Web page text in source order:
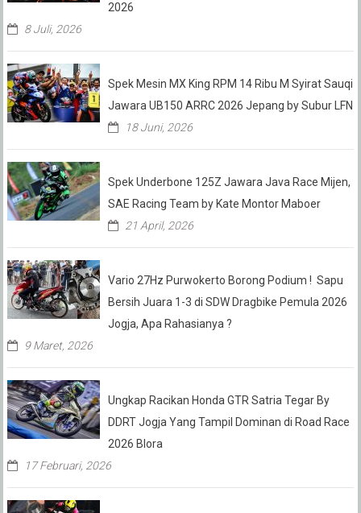
2026
8 Juli, 2026
Spek Mesin MX King RPM 14 Ribu M Syirat Sauqi
Jawara UB150 ARRC 2026 Jepang by Subur LFN
18 Juni, 2026
Spek Underbone 125Z Jawara Java Race Mijen,
SAE Racing Team by Kate Montor Maboer
21 April, 2026
Vario 27Hz Purwokerto Borong Podium ! Sapu
Bersih Juara 1-3 di SDW Dragbike Pemula 2026
Jogja, Apa Rahasianya ?
9 Maret, 2026
Ungkap Racikan Honda GTR Satria Tegar By
DDRT Jogja Yang Tampil Dominan di Road Race
2026 Blora
17 Februari, 2026